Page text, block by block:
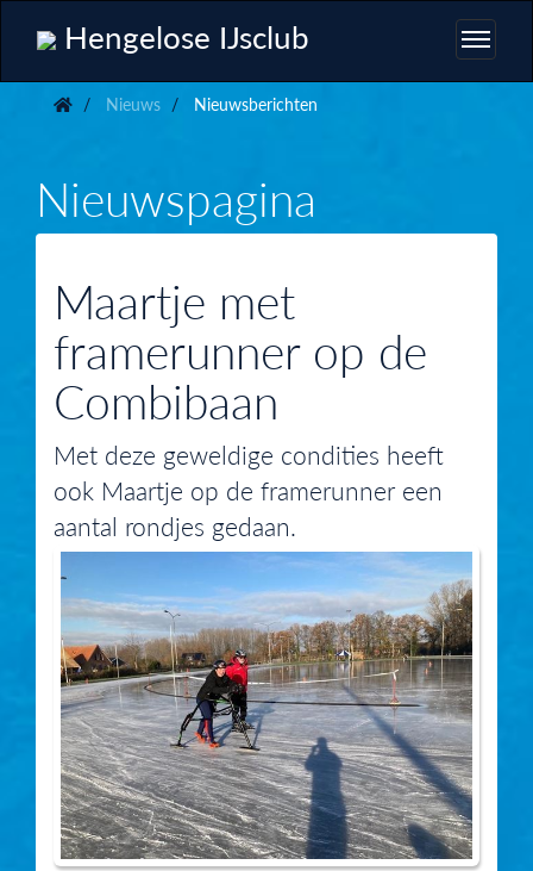
Hengelose IJsclub
Nieuws Nieuwsberichten
Nieuwspagina
Maartje met
framerunner op de
Combibaan
Met deze geweldige condities heeft
ook Maartje op de framerunner een
aantal rondjes gedaan.